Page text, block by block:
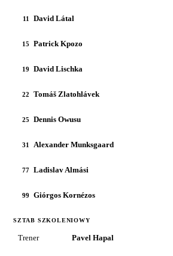
11 David Látal
15 Patrick Kpozo
19 David Lischka
22 Tomáš Zlatohlávek
25 Dennis Owusu
31 Alexander Munksgaard
77 Ladislav Almási
99 Giórgos Kornézos
SZTAB SZKOLENIOWY
Trener Pavel Hapal